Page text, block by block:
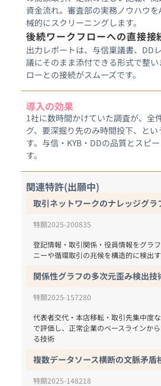
資金流れ。審査部の実務ノウハウ
械的にスクリーニングします。
後続ワークフローへの直接接
出力レポートは、与信稟議書、DD
議にそのまま添付できる形式で整
ローとの接続がスムーズです。
導入の効果
1社に数時間かけていた調査が、全
グ、要深掘り先のみ時間投下、と
す。与信・KYB・DDの品質とスピ
す。
関連特許(出願中)
取引ネットワークのナレッジグラ
特願2025-200835
登記情報・取引関係・役員情報をグラ
ニーや循環取引の兆候を構造的に検出
関係性グラフの多次元歪み検出技
特願2025-157280
代表者交代・本店移転・取引先集中度
で評価し、正常企業のベースラインか
複数データソース横断の文脈矛盾
特願2025-148218